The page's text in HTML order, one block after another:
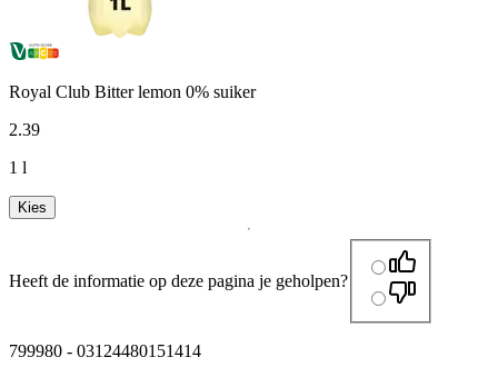
Royal Club Bitter lemon 0% suiker
2.39
1 l
Kies
Heeft de informatie op deze pagina je geholpen?
799980 - 03124480151414